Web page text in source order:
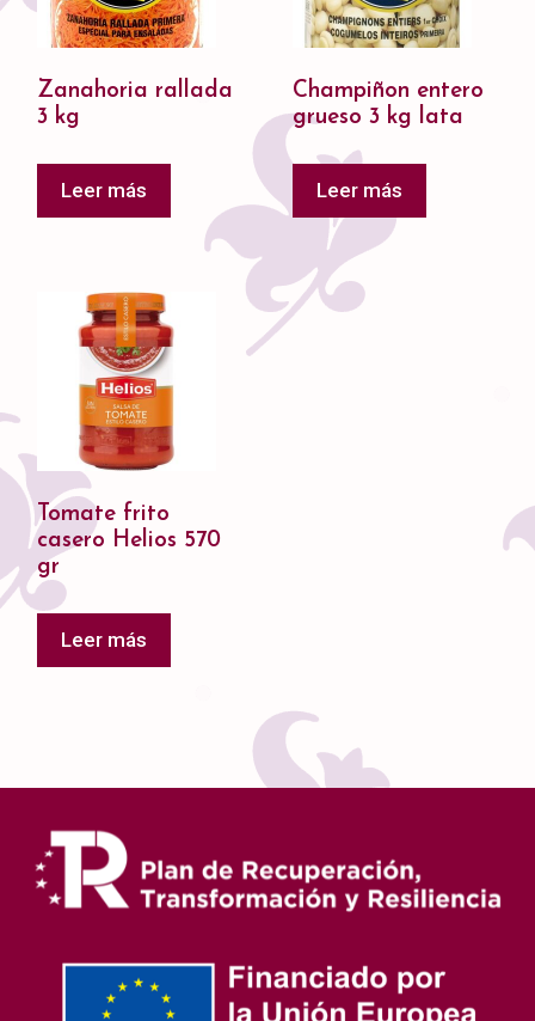
Zanahoria rallada
3 kg
Leer más
Champiñon entero
grueso 3 kg lata
Leer más
Tomate frito
casero Helios 570
gr
Leer más